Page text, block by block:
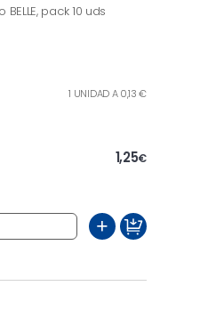
pack 10 uds
1 UNIDAD A 0,13 €
1,25€
+